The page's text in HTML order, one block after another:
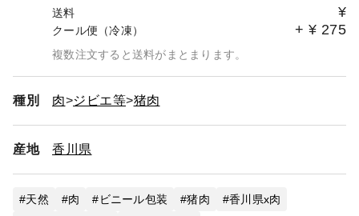
送料 ¥
クール便（冷凍） + ¥ 275
複数注文すると送料がまとまります。
種別 肉 ジビエ等 猪肉
産地 香川県
天然 肉 ビニール包装 猪肉
香川県x肉